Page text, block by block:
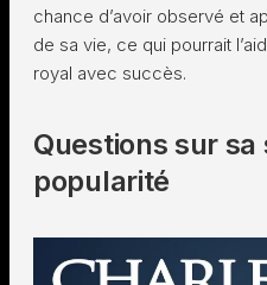
chance d’avoir observé et
de sa vie, ce qui pourrait
royal avec succès.
Questions sur sa
popularité